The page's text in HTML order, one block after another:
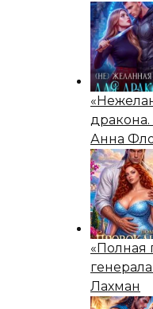
Анна
«Полная
Лахман